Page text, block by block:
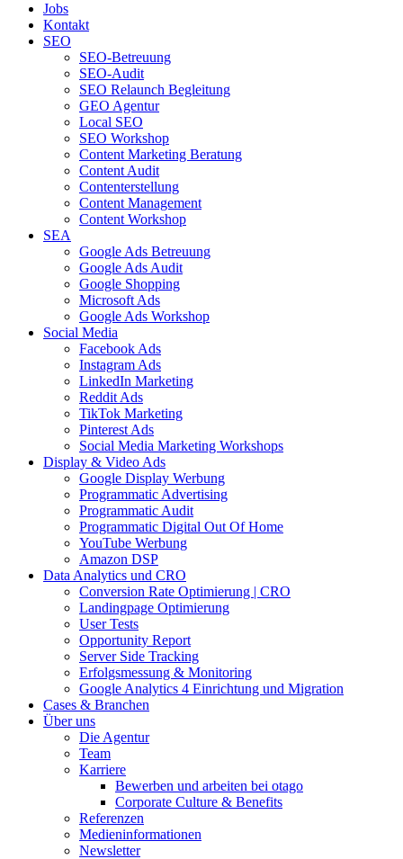
Jobs
Kontakt
SEO
SEO-Betreuung
SEO-Audit
SEO Relaunch Begleitung
GEO Agentur
Local SEO
SEO Workshop
Content Marketing Beratung
Content Audit
Contenterstellung
Content Management
Content Workshop
SEA
Google Ads Betreuung
Google Ads Audit
Google Shopping
Microsoft Ads
Google Ads Workshop
Social Media
Facebook Ads
Instagram Ads
LinkedIn Marketing
Reddit Ads
TikTok Marketing
Pinterest Ads
Social Media Marketing Workshops
Display & Video Ads
Google Display Werbung
Programmatic Advertising
Programmatic Audit
Programmatic Digital Out Of Home
YouTube Werbung
Amazon DSP
Data Analytics und CRO
Conversion Rate Optimierung | CRO
Landingpage Optimierung
User Tests
Opportunity Report
Server Side Tracking
Erfolgsmessung & Monitoring
Google Analytics 4 Einrichtung und Migration
Cases & Branchen
Über uns
Die Agentur
Team
Karriere
Bewerben und arbeiten bei otago
Corporate Culture & Benefits
Referenzen
Medieninformationen
Newsletter